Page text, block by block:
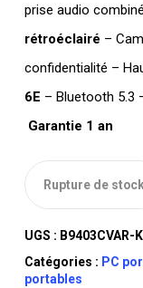
prise audio
rétroéclairé –
confidentialité –
6E – Bluetooth 5.3
Garantie 1 an
Rupture de
UGS : B9403CVAR-
Catégories : PC
portables